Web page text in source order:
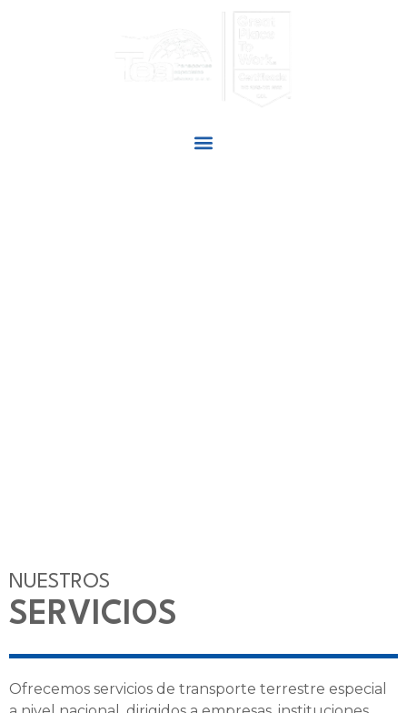
NUESTROS
SERVICIOS
Ofrecemos servicios de transporte terrestre especial